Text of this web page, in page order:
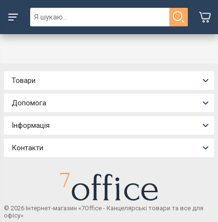
Товари
Допомога
Інформація
Контакти
© 2026 Інтернет-магазин «7Office - Канцелярські товари та все для
офісу»